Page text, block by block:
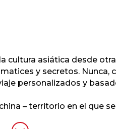
cultura asiática desde
y secretos.
personalizados y
– territorio en el que